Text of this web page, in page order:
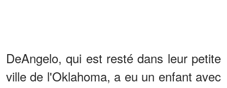
DeAngelo, qui est resté dans leur petite
ville de l'Oklahoma, a eu un enfant avec